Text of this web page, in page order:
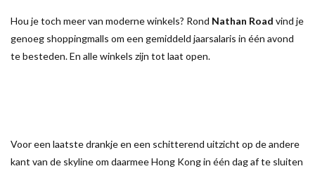
Hou je toch meer van moderne winkels? Rond Nathan Road vind je
genoeg shoppingmalls om een gemiddeld jaarsalaris in één avond
te besteden. En alle winkels zijn tot laat open.
Voor een laatste drankje en een schitterend uitzicht op de andere
kant van de skyline om daarmee Hong Kong in één dag af te sluiten